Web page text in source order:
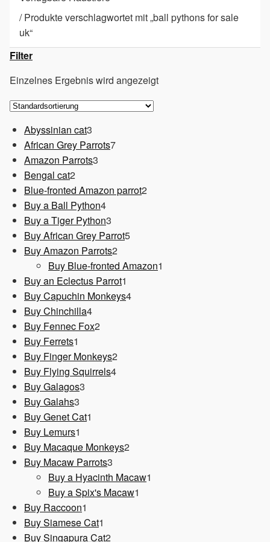
/Produkte verschlagwortet mit „ball pythons for sale
uk“
Filter
Einzelnes Ergebnis wird angezeigt
Abyssinian cat3
Produkte
African Grey Parrots77
Amazon Parrots3
Bengal cat22
Produkte
Blue-fronted Amazon parrot22
Buy a Ball Python44
Produkte
Buy a Tiger Python3
Produkte
Buy African Grey Parrot55
Buy Amazon Parrots22
Produkte
Buy Blue-fronted Amazon1
Buy an Eclectus Parrot1
Produkt
Buy Capuchin Monkeys44
Buy Chinchilla44
Produkte
Buy Fennec Fox22
Buy Ferrets1
Produkt
Buy Finger Monkeys22
Buy Flying Squirrels44
Buy Galagos3
Buy Galahs3
Produkte
Buy Genet Cat1
Buy Lemurs1
Produkt
Buy Macaque Monkeys22
Buy Macaw Parrots3
Produkte
Buy a Hyacinth Macaw1
Buy a Spix's Macaw1
Buy Raccoon1
Produkt
Buy Siamese Cat1
Produkt
Buy Singapura Cat22